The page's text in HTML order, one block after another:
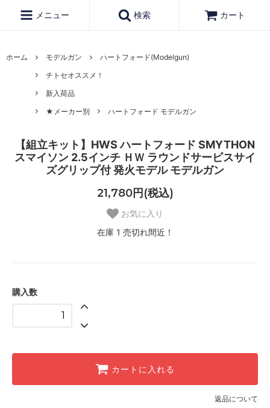
メニュー 検索 カート
ホーム モデルガン
ハートフォード(Modelgun)
チトセオススメ！
新入荷品
★メーカー別
ハートフォード モデルガン
【組立キット】HWS ハートフォード SMYTHON
スマイソン 2.5インチ ＨＷ ラウンドサービスサイ
ズグリップ付 発火モデル モデルガン
21,780円(税込)
お気に入り
在庫 1 売切れ間近！
購入数
カートに入れる
返品について